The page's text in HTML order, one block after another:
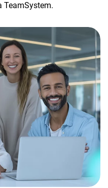
TeamSystem.